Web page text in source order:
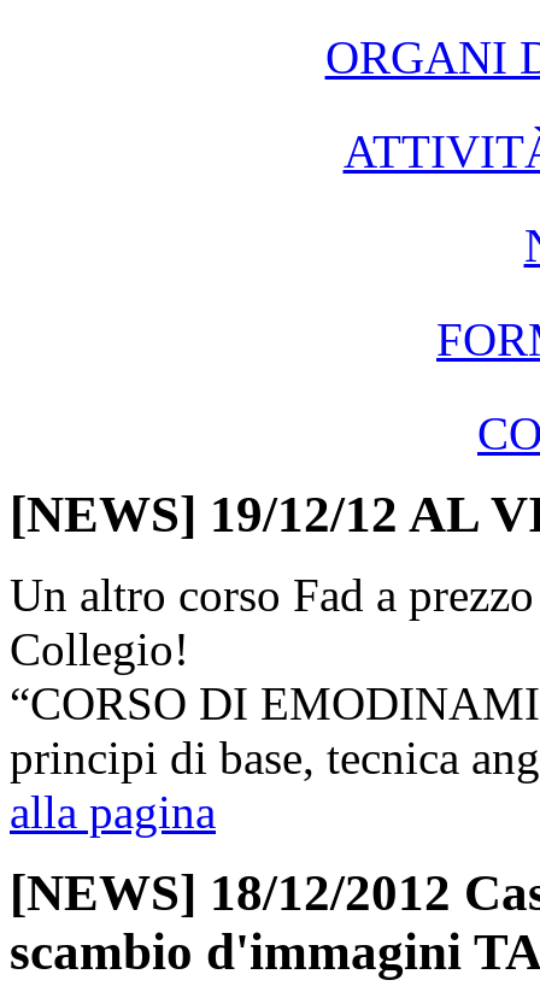
ORGANI
[NEWS] 19/12/12 AL
Un altro corso Fad a
Collegio!
“CORSO DI
principi di base, tecnica
alla pagina
[NEWS] 18/12/2012
scambio d'immagini